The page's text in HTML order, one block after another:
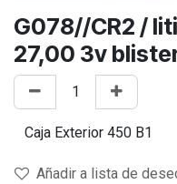
G078//CR2 /
27,00 3v
Añadir a lista de